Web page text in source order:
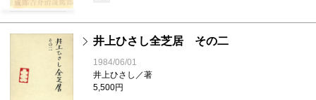
井上ひさし全芝居 その二
1984/06/01
井上ひさし／著
5,500円